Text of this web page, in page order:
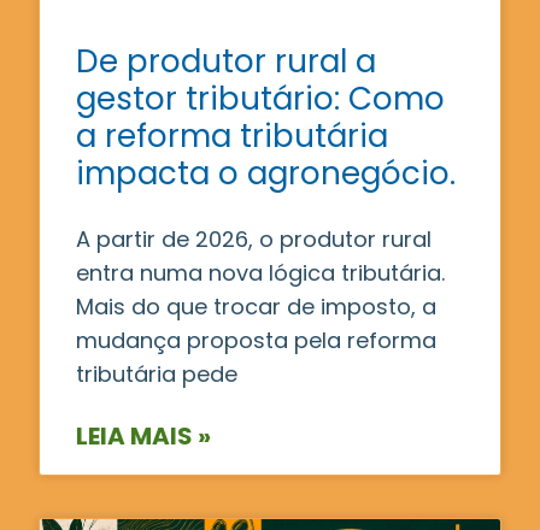
De produtor rural a
gestor tributário: Como
a reforma tributária
impacta o agronegócio.
A partir de 2026, o produtor rural
entra numa nova lógica tributária.
Mais do que trocar de imposto, a
mudança proposta pela reforma
tributária pede
LEIA MAIS »